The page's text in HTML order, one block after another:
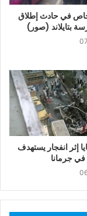
7 أشخاص في حادث إطلاق
بتايلاند (صور)
إثر انفجار يستهدف
جرمانا